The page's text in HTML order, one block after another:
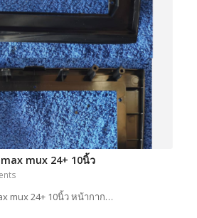
mux 24+ 10นิ้ว
mux 24+ 10นิ้ว หน้ากาก…